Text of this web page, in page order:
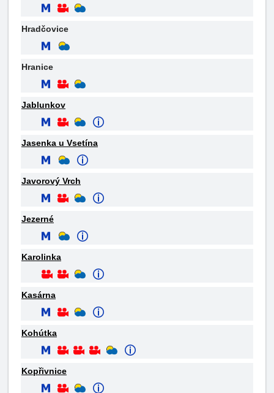
Hradčovice
Hranice
Jablunkov
Jasenka u Vsetína
Javorový Vrch
Jezerné
Karolinka
Kasárna
Kohútka
Kopřivnice